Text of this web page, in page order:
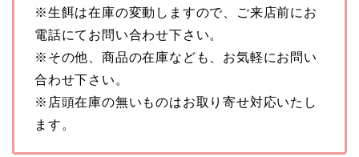
※生餌は在庫の変動しますので、ご来店前にお
電話にてお問い合わせ下さい。
※その他、商品の在庫なども、お気軽にお問い
合わせ下さい。
※店頭在庫の無いものはお取り寄せ対応いたし
ます。